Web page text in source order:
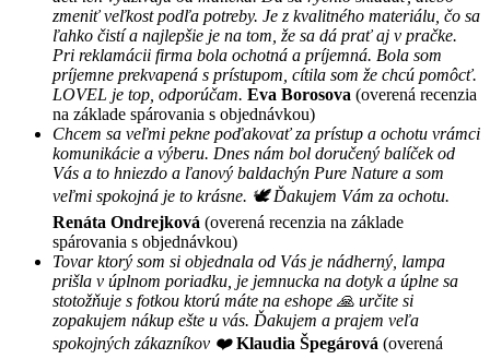
zmeniť veľkost podľa potreby. Je z kvalitného materiálu, čo sa
ľahko čistí a najlepšie je na tom, že sa dá prať aj v pračke.
Pri reklamácii firma bola ochotná a príjemná. Bola som
príjemne prekvapená s prístupom, cítila som že chcú pomôcť.
LOVEL je top, odporúčam. Eva Borosova (overená recenzia
na základe spárovania s objednávkou)
Chcem sa veľmi pekne poďakovať za prístup a ochotu vrámci
komunikácie a výberu. Dnes nám bol doručený balíček od
Vás a to hniezdo a ľanový baldachýn Pure Nature a som
veľmi spokojná je to krásne. 🕊 Ďakujem Vám za ochotu.
Renáta Ondrejková (overená recenzia na základe
spárovania s objednávkou)
Tovar ktorý som si objednala od Vás je nádherný, lampa
prišla v úplnom poriadku, je jemnucka na dotyk a úplne sa
stotožňuje s fotkou ktorú máte na eshope 🙏 určite si
zopakujem nákup ešte u vás. Ďakujem a prajem veľa
spokojných zákazníkov ❤️ Klaudia Špegárová (overená